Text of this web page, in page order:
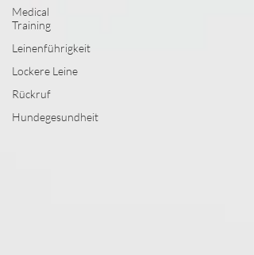
Medical
Training
Leinenführigkeit
Lockere Leine
Rückruf
Hundegesundheit